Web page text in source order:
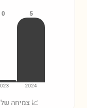
5
2024
0
📈 צמיחה של 5 תינוקות ב-5 השנים האחרונות